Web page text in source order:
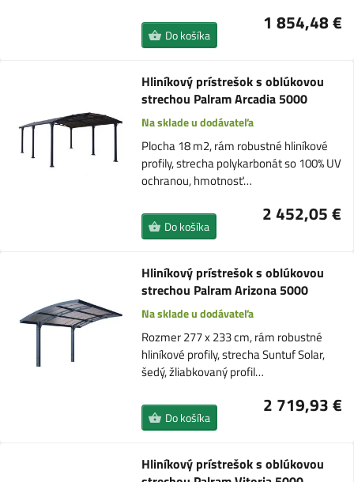
1 854,48 €
Do košíka
Hliníkový prístrešok s oblúkovou
strechou Palram Arcadia 5000
Na sklade u dodávateľa
Plocha 18 m2, rám robustné hliníkové
profily, strecha polykarbonát so 100% UV
ochranou, hmotnosť…
2 452,05 €
Do košíka
Hliníkový prístrešok s oblúkovou
strechou Palram Arizona 5000
Na sklade u dodávateľa
Rozmer 277 x 233 cm, rám robustné
hliníkové profily, strecha Suntuf Solar,
šedý, žliabkovaný profil…
2 719,93 €
Do košíka
Hliníkový prístrešok s oblúkovou